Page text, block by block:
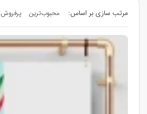
مرتب سازی بر اساس: محبوب‌ترین